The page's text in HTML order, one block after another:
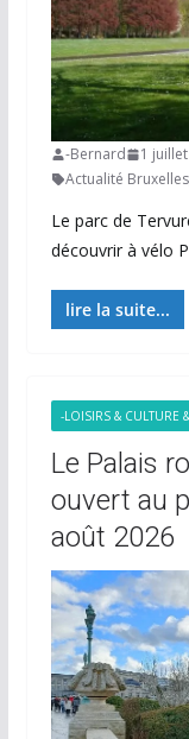
-Bernard 1
Actualité Bruxelles
Le parc de
découvrir à vélo
lire la suite...
-LOISIRS & CULTURE
Le Palais
ouvert au
août 2026